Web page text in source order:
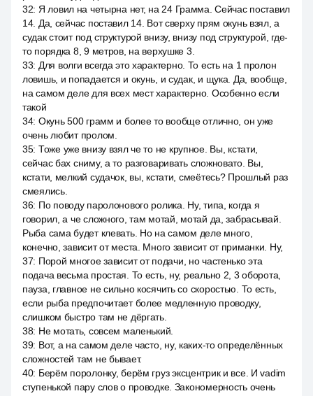
32: Я ловил на четырна нет, на 24 Грамма. Сейчас поставил
14. Да, сейчас поставил 14. Вот сверху прям окунь взял, а
судак стоит под структурой внизу, внизу под структурой, где-
то порядка 8, 9 метров, на верхушке 3.
33: Для волги всегда это характерно. То есть на 1 пролон
ловишь, и попадается и окунь, и судак, и щука. Да, вообще,
на самом деле для всех мест характерно. Особенно если
такой
34: Окунь 500 грамм и более то вообще отлично, он уже
очень любит пролом.
35: Тоже уже внизу взял че то не крупное. Вы, кстати,
сейчас бах сниму, а то разговаривать сложновато. Вы,
кстати, мелкий судачок, вы, кстати, смеётесь? Прошлый раз
смеялись.
36: По поводу паролонового ролика. Ну, типа, когда я
говорил, а че сложного, там мотай, мотай да, забрасывай.
Рыба сама будет клевать. Но на самом деле много,
конечно, зависит от места. Много зависит от приманки. Ну,
37: Порой многое зависит от подачи, но частенько эта
подача весьма простая. То есть, ну, реально 2, 3 оборота,
пауза, главное не сильно косячить со скоростью. То есть,
если рыба предпочитает более медленную проводку,
слишком быстро там не дёргать.
38: Не мотать, совсем маленький.
39: Вот, а на самом деле часто, ну, каких-то определённых
сложностей там не бывает.
40: Берём поролонку, берём груз эксцентрик и все. И vadim
ступенькой пару слов о проводке. Закономерность очень